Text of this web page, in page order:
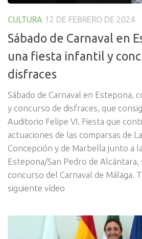
CULTURA 12 DE FEBRERO DE 2024
Sábado de Carnaval en
una fiesta infantil y
disfraces
Sábado de Carnaval en Estepona,
y concurso de disfraces, que
Auditorio Felipe VI. Fiesta que
actuaciones de las comparsas de
Concepción y de Marbella junto a
Estepona/San Pedro de Alcántara,
concurso del Carnaval de Málaga.
siguiente vídeo